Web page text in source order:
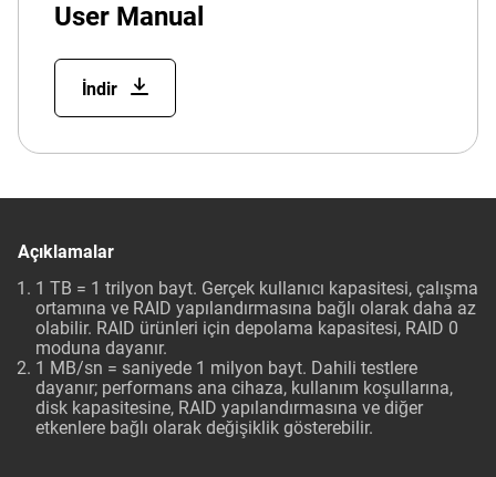
User Manual
İndir
Açıklamalar
1 TB = 1 trilyon bayt. Gerçek kullanıcı kapasitesi, çalışma
ortamına ve RAID yapılandırmasına bağlı olarak daha az
olabilir. RAID ürünleri için depolama kapasitesi, RAID 0
moduna dayanır.
1 MB/sn = saniyede 1 milyon bayt. Dahili testlere
dayanır; performans ana cihaza, kullanım koşullarına,
disk kapasitesine, RAID yapılandırmasına ve diğer
etkenlere bağlı olarak değişiklik gösterebilir.